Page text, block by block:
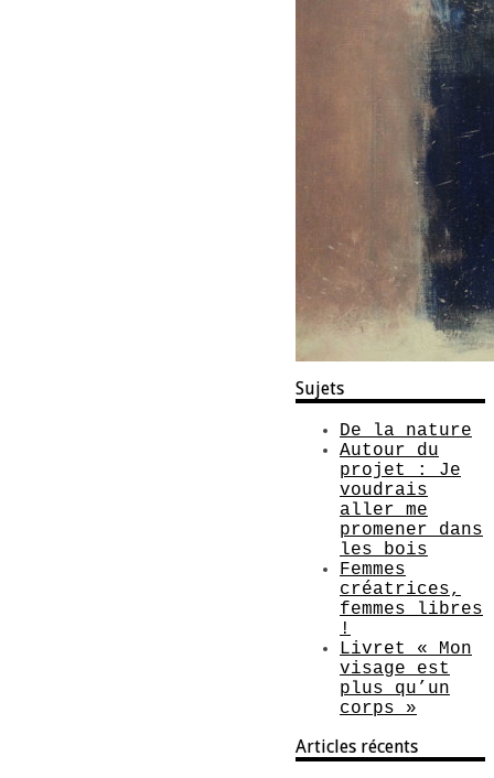
Sujets
De la nature
Autour du
projet : Je
voudrais
aller me
promener dans
les bois
Femmes
créatrices,
femmes libres
!
Livret « Mon
visage est
plus qu’un
corps »
Articles récents